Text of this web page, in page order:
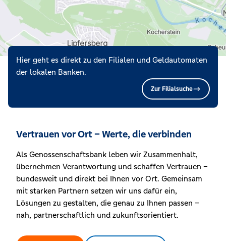
Hier geht es direkt zu den Filialen und Geldautomaten
der lokalen Banken.
Zur Filialsuche
Vertrauen vor Ort – Werte, die verbinden
Als Genossenschaftsbank leben wir Zusammenhalt,
übernehmen Verantwortung und schaffen Vertrauen –
bundesweit und direkt bei Ihnen vor Ort. Gemeinsam
mit starken Partnern setzen wir uns dafür ein,
Lösungen zu gestalten, die genau zu Ihnen passen –
nah, partnerschaftlich und zukunftsorientiert.